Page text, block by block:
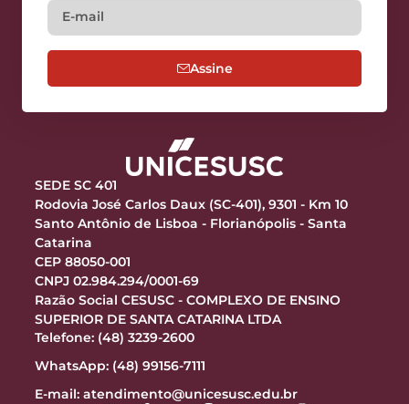
Assine
SEDE SC 401
Rodovia José Carlos Daux (SC-401), 9301 - Km 10
Santo Antônio de Lisboa - Florianópolis - Santa
Catarina
CEP 88050-001
CNPJ 02.984.294/0001-69
Razão Social CESUSC - COMPLEXO DE ENSINO
SUPERIOR DE SANTA CATARINA LTDA
Telefone: (48) 3239-2600
WhatsApp: (48) 99156-7111
E-mail: atendimento@unicesusc.edu.br